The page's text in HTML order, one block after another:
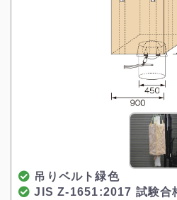
吊りベルト緑色
JIS Z-1651:2017 試験合